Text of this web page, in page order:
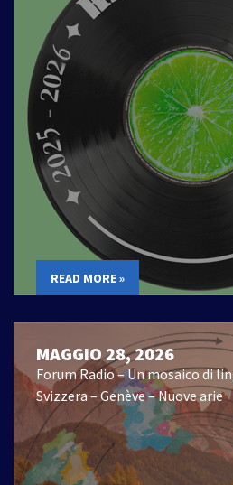
READ MORE »
MAGGIO 28, 2026
Forum Radio – Un mosaico di
Svizzera – Genève – Nuove arie